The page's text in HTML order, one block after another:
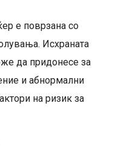
е поврзана со
Исхраната
да придонесе за
и абнормални
на ризик за